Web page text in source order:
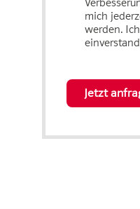
mich
werden.
Jetzt